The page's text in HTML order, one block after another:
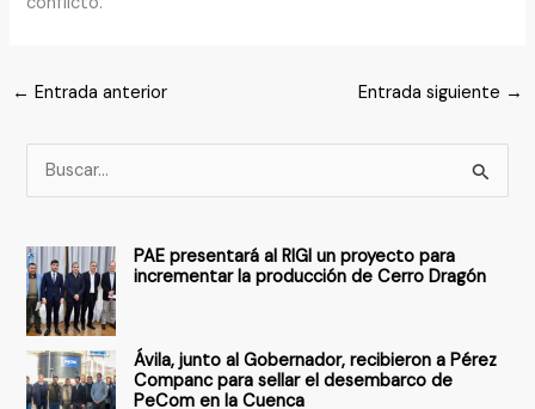
← Entrada anterior Entrada siguiente →
u
c
a
r
o
PAE presentará al RIGI un proyecto para
incrementar la producción de Cerro Dragón
Ávila, junto al Gobernador, recibieron a Pérez
Companc para sellar el desembarco de
PeCom en la Cuenca